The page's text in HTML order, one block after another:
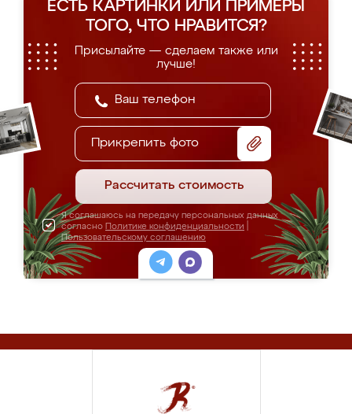
ЕСТЬ КАРТИНКИ ИЛИ ПРИМЕРЫ
ТОГО, ЧТО НРАВИТСЯ?
Присылайте — сделаем также или
лучше!
Прикрепить фото
Рассчитать стоимость
Я соглашаюсь на передачу персональных данных
согласно Политике конфиденциальности
Пользовательскому соглашению